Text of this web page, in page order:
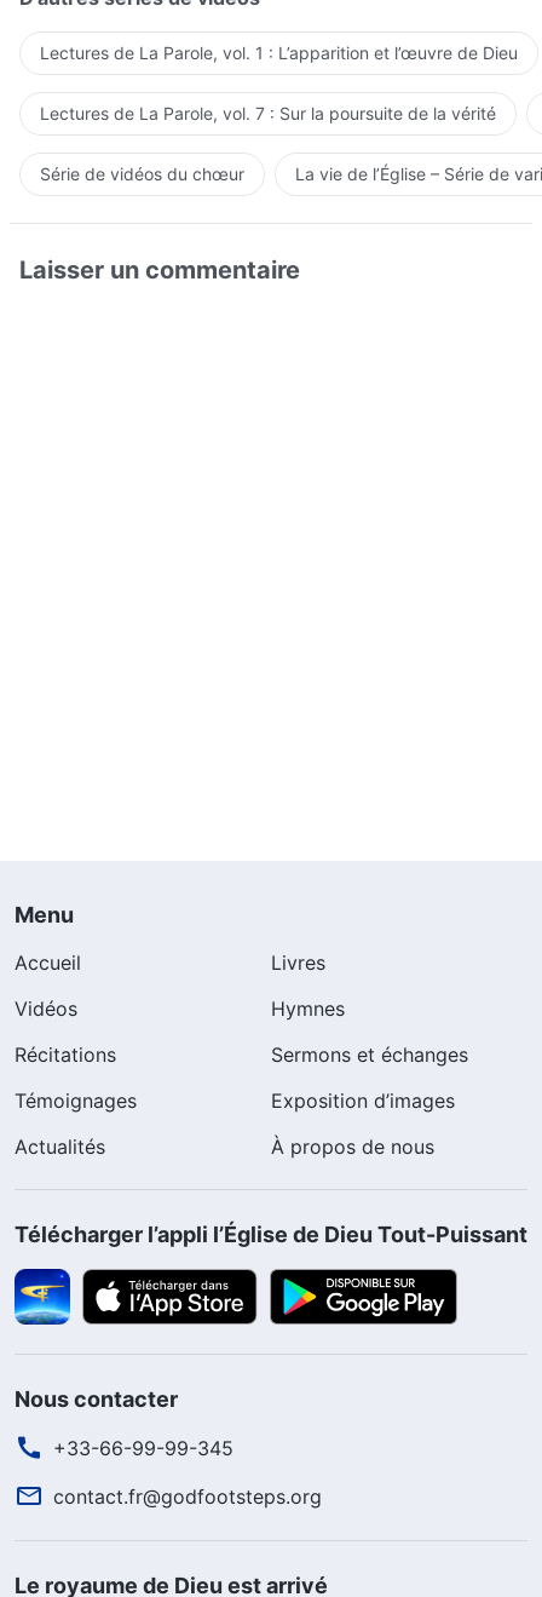
Lectures de La Parole, vol. 1 : L’apparition et l’œuvre de Dieu
Lectures de La Parole, vol. 7 : Sur la poursuite de la vérité
Série de vidéos du chœur La vie de l’Église – Série de
Laisser un commentaire
Menu
Accueil
Livres
Vidéos
Hymnes
Récitations
Sermons et échanges
Témoignages
Exposition d’images
Actualités
À propos de nous
Télécharger l’appli l’Église de Dieu Tout-Puissant
Nous contacter
+33-66-99-99-345
contact.fr@godfootsteps.org
Le royaume de Dieu est arrivé